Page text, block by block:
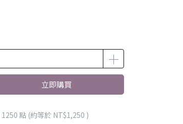
立即購買
1250 點 (約等於 NT$1,250 )